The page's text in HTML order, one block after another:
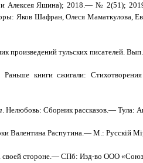
Алексея Яшина); 2018.— № 2(51);
Яков Шафран, Олеся Маматкулова,
произведений тульских писателей.
Раньше книги сжигали:
. Нелюбовь: Сборник рассказов.— Тула:
Валентина Распутина.— М.: Русскiй
своей стороне.— СПб: Изд-во ООО